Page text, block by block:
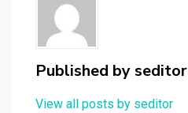
Published byseditor
View all posts by seditor